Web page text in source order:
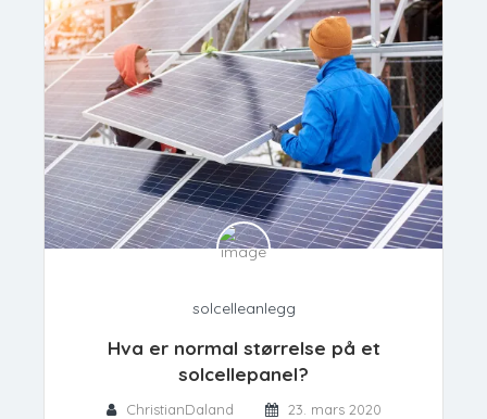
solcelleanlegg
Hva er normal størrelse på et
solcellepanel?
ChristianDaland 23. mars 2020